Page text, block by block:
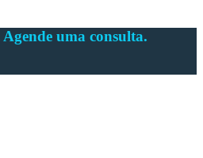
Agende uma consulta.